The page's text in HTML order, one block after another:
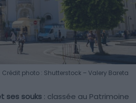
Crédit photo : Shutterstock – Valery Bareta
ses souks : classée au Patrimoine